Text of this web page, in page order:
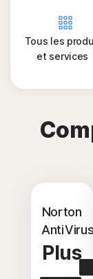
Tous les
et services
Norton
AntiVirus
Plus